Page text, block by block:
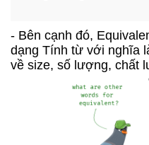
- Bên cạnh đó,
dạng Tính từ với nghĩa
về size, số lượng, chất